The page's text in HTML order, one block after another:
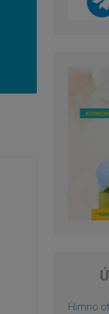
Himno